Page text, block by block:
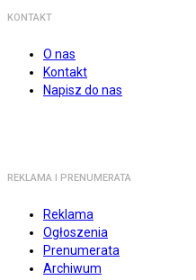
KONTAKT
O nas
Kontakt
Napisz do nas
REKLAMA I PRENUMERATA
Reklama
Ogłoszenia
Prenumerata
Archiwum